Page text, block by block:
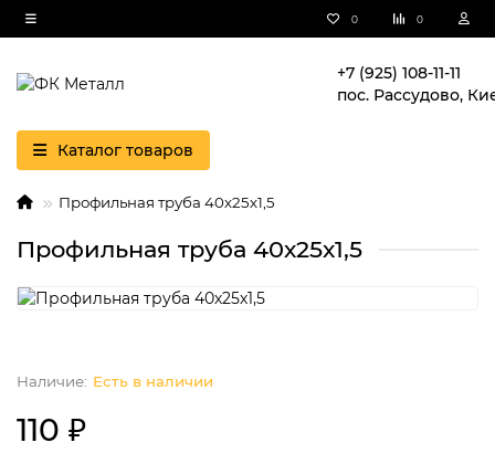
0 0
+7 (925) 108-11-11
пос. Рассудово,
Каталог товаров
Профильная труба 40х25х1,5
Профильная труба 40х25х1,5
Есть в наличии
110 ₽